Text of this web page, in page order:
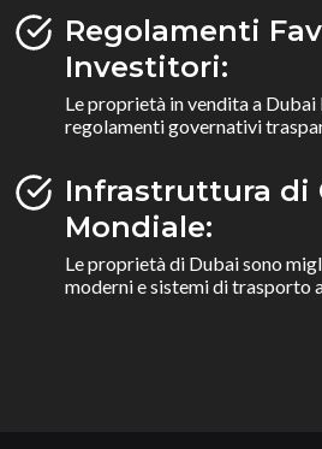
Regolamenti
Investitori:
Le proprietà in vendita a
regolamenti governativi
Infrastruttura di
Mondiale:
Le proprietà di Dubai sono
moderni e sistemi di trasporto